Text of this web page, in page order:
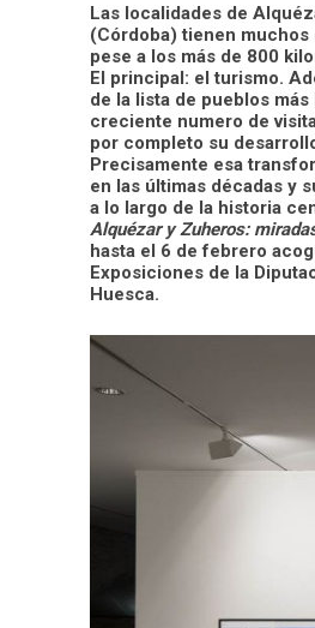
Las localidades de
(Córdoba) tienen
pese a los más de 800
El principal: el turismo.
de la lista de pueblos
creciente numero de
por completo su
Precisamente esa
en las últimas décadas y
a lo largo de la historia
Alquézar y Zuheros:
hasta el 6 de febrero
Exposiciones de la
Huesca.